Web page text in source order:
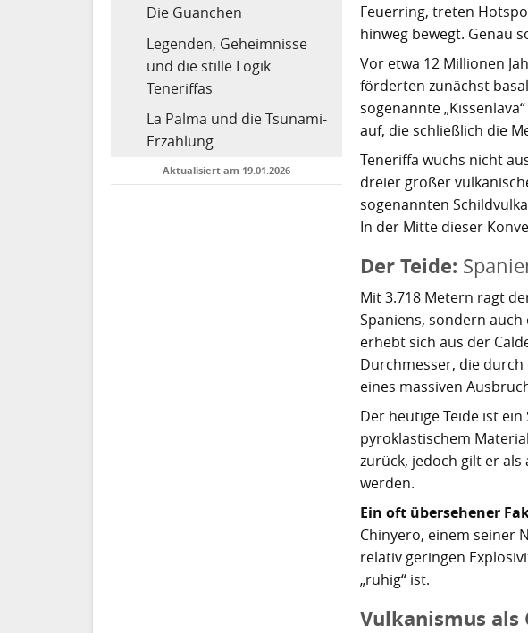
Die Guanchen
Legenden, Geheimnisse
und die stille Logik
Teneriffas
La Palma und die Tsunami-
Erzählung
Aktualisiert am 19.01.2026
Feuerring, treten
hinweg bewegt. Genau
Vor etwa 12 Millionen
förderten zunächst
sogenannte
auf, die schließlich die
Teneriffa wuchs nicht
dreier großer
sogenannten
In der Mitte dieser
Der Teide:
Mit 3.718 Metern ragt
Spaniens, sondern
erhebt sich aus der
Durchmesser, die
eines massiven
Der heutige Teide ist
pyroklastischem
zurück, jedoch gilt er
werden.
Ein oft übersehener
Chinyero, einem seiner
relativ geringen
„ruhig“ ist.
Vulkanismus als